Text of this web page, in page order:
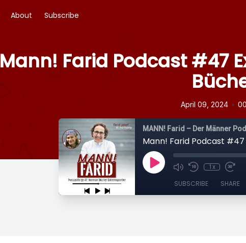
About Subscribe
Mann! Farid Podcast #47
April 09, 2024 •
MANN! Farid – Der Männer
Mann! Farid Podcast
1x
SUBSCRIBE SHARE